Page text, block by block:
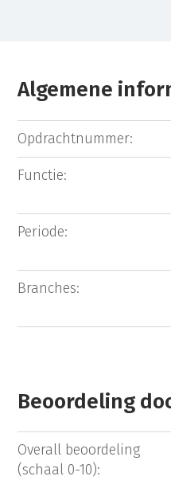
Algemene
Opdrachtnummer:
Functie:
Periode:
Branches:
Beoordeling
Overall beoordeling
(schaal 0-10):